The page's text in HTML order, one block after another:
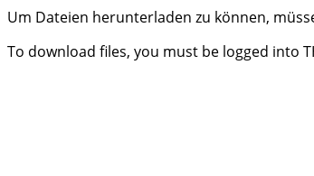
Um Dateien herunterladen zu können,
To download files, you must be logged into